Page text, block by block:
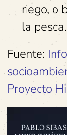
riego, o
la pesca.
Fuente:
Proyecto